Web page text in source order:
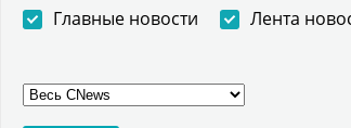
Главные новости Лента